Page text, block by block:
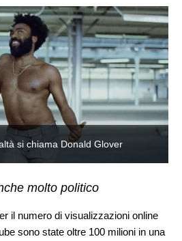
si chiama Donald Glover
molto politico
il numero di visualizzazioni online
sono state oltre 100 milioni in una